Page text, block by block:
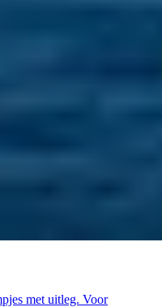
met uitleg. Voor